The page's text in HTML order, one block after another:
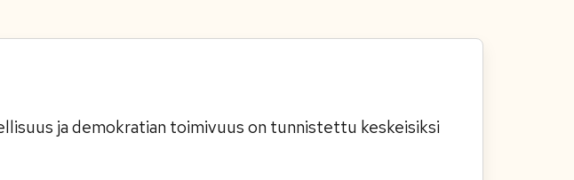
ja demokratian toimivuus on tunnistettu keskeisiksi